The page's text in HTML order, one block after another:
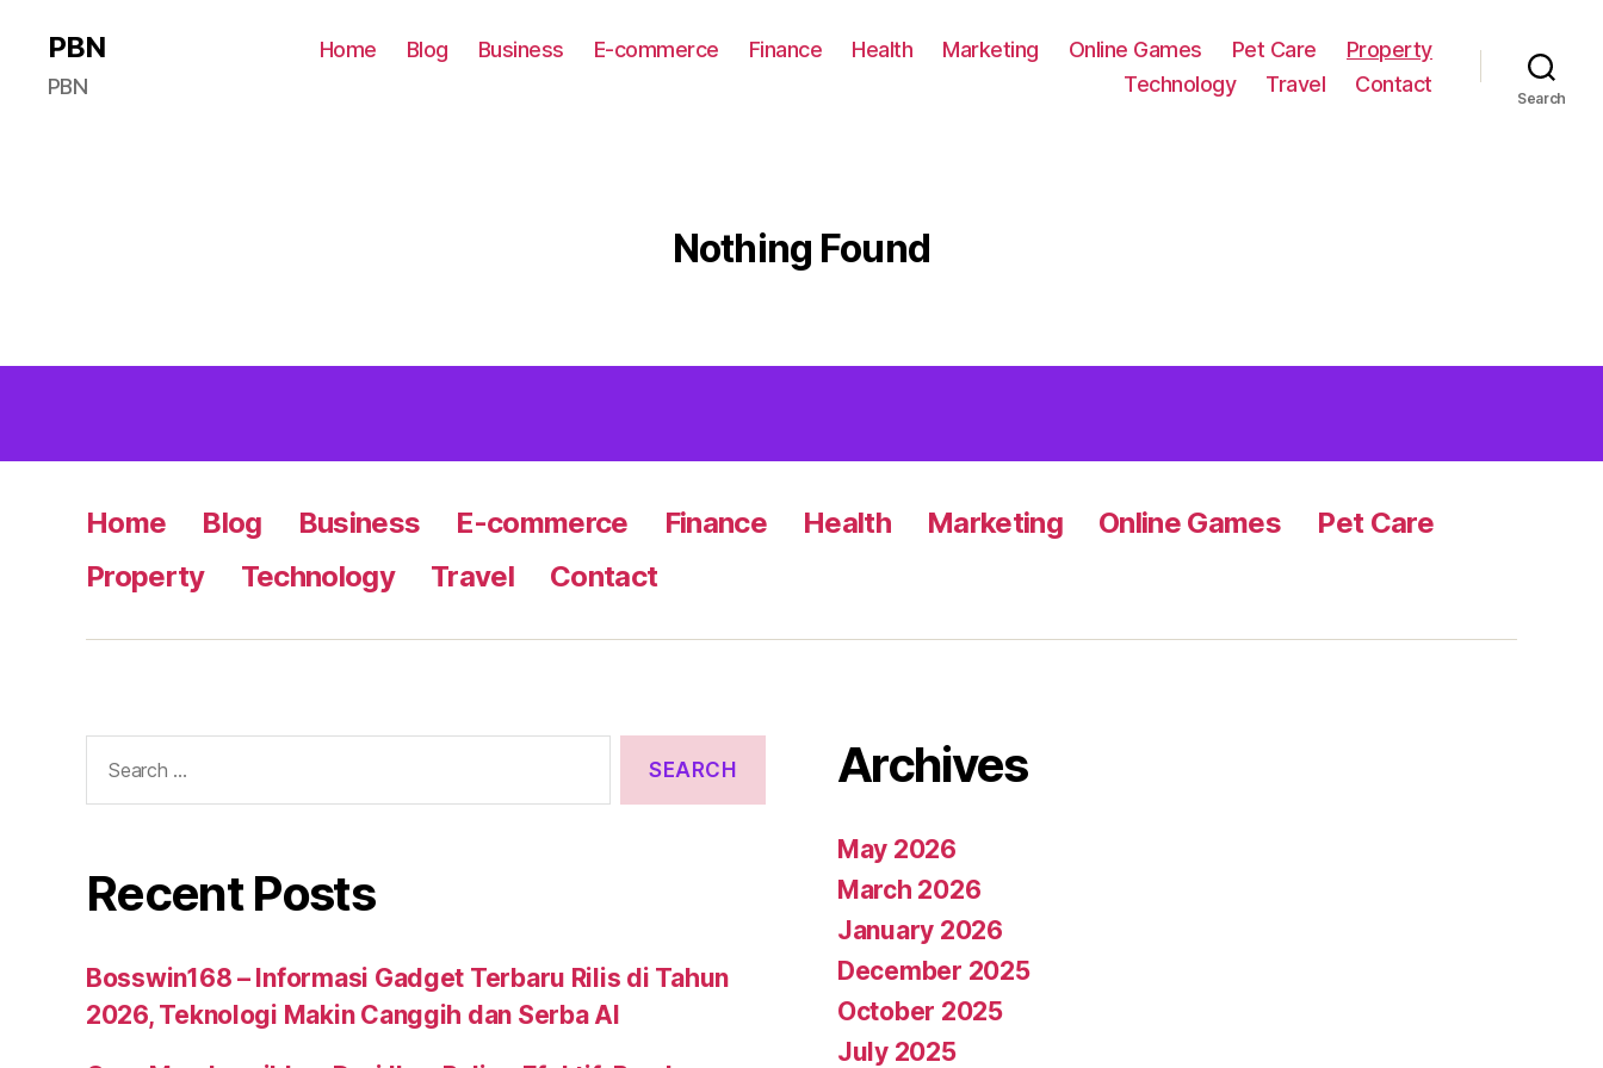
PBN
PBN
Home Blog Business E-commerce Finance Health Marketing Online Games Pet Care
Property
Technology
Travel Contact
Search
Nothing Found
Home Blog Business E-commerce Finance Health Marketing Online Games
Pet Care
Property
Technology Travel Contact
for:
Recent Posts
Bosswin168 – Informasi Gadget Terbaru Rilis di Tahun
2026, Teknologi Makin Canggih dan Serba AI
Archives
May 2026
March 2026
January 2026
December 2025
October 2025
July 2025